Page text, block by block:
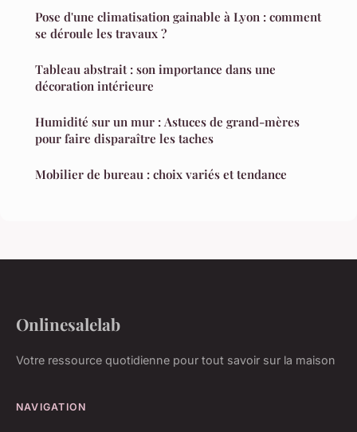
Pose d'une climatisation gainable à Lyon : comment
se déroule les travaux ?
Tableau abstrait : son importance dans une
décoration intérieure
Humidité sur un mur : Astuces de grand-mères
pour faire disparaître les taches
Mobilier de bureau : choix variés et tendance
Onlinesalelab
Votre ressource quotidienne pour tout savoir sur la maison
NAVIGATION